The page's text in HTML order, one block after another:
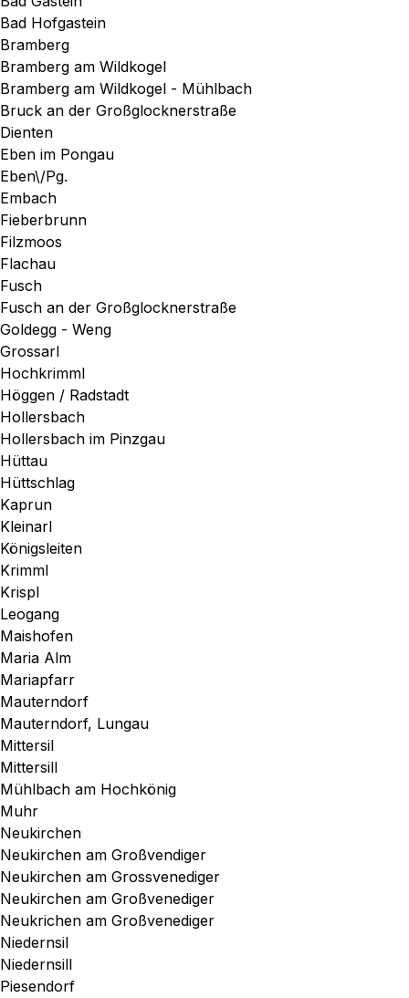
Bad Hofgastein
Bramberg
Bramberg am Wildkogel
Bramberg am Wildkogel - Mühlbach
Bruck an der Großglocknerstraße
Dienten
Eben im Pongau
Eben\/Pg.
Embach
Fieberbrunn
Filzmoos
Flachau
Fusch
Fusch an der Großglocknerstraße
Goldegg - Weng
Grossarl
Hochkrimml
Höggen / Radstadt
Hollersbach
Hollersbach im Pinzgau
Hüttau
Hüttschlag
Kaprun
Kleinarl
Königsleiten
Krimml
Krispl
Leogang
Maishofen
Maria Alm
Mariapfarr
Mauterndorf
Mauterndorf, Lungau
Mittersil
Mittersill
Mühlbach am Hochkönig
Muhr
Neukirchen
Neukirchen am Großvendiger
Neukirchen am Grossvenediger
Neukirchen am Großvenediger
Neukrichen am Großvenediger
Niedernsil
Niedernsill
Piesendorf